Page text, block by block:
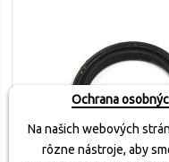
Ochrana
Na našich webových
rôzne nástroje, aby